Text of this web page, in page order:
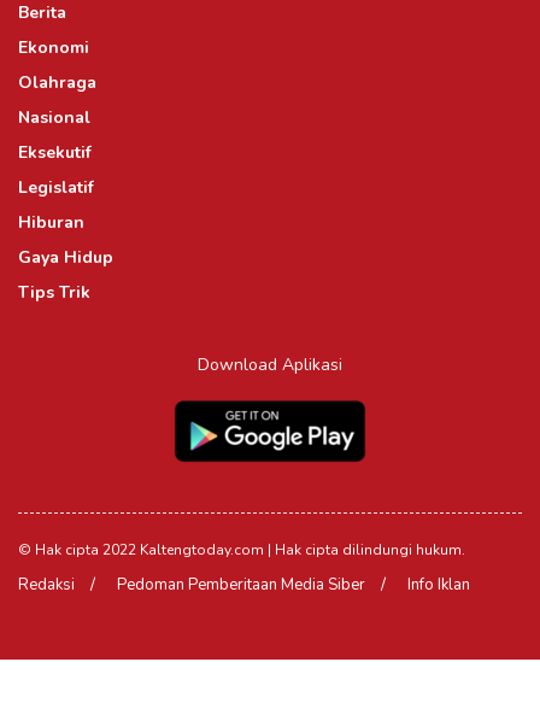
Berita
Ekonomi
Olahraga
Nasional
Eksekutif
Legislatif
Hiburan
Gaya Hidup
Tips Trik
Download Aplikasi
© Hak cipta 2022 Kaltengtoday.com | Hak cipta dilindungi hukum.
Redaksi Pedoman Pemberitaan Media Siber Info Iklan